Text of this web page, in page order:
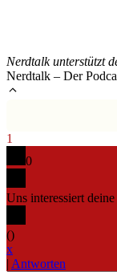
Nerdtalk unterstützt
Nerdtalk – Der
1
0
Uns interessiert
()
x
| Antworten